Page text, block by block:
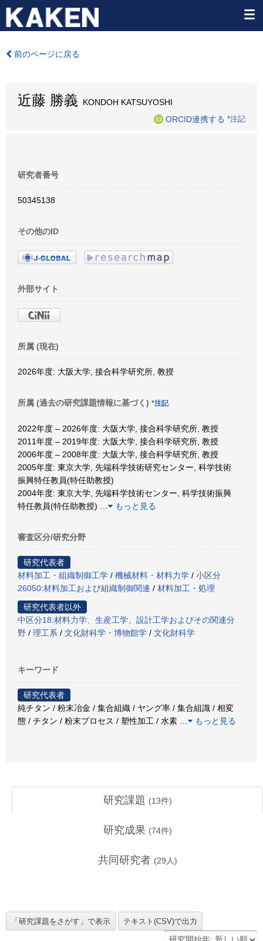
前のページに戻る
近藤 勝義 KONDOH KATSUYOSHI
ORCID連携する *注記
研究者番号
50345138
その他のID
外部サイト
所属 (現在)
2026年度: 大阪大学, 接合科学研究所, 教授
所属 (過去の研究課題情報に基づく) *注記
2022年度 – 2026年度: 大阪大学, 接合科学研究所, 教授
2011年度 – 2019年度: 大阪大学, 接合科学研究所, 教授
2006年度 – 2008年度: 大阪大学, 接合科学研究所, 教授
2005年度: 東京大学, 先端科学技術研究センター, 科学技術
振興特任教員(特任助教授)
2004年度: 東京大学, 先端科学技術センター, 科学技術振興
特任教員(特任助教授)
もっと見る
審査区分/研究分野
研究代表者
材料加工・組織制御工学 / 機械材料・材料力学 / 小区分
26050:材料加工および組織制御関連 / 材料加工・処理
研究代表者以外
中区分18:材料力学、生産工学、設計工学およびその関連分
野 / 理工系 / 文化財科学・博物館学 / 文化財科学
キーワード
研究代表者
純チタン / 粉末冶金 / 集合組織 / ヤング率 / 集合組識 / 相変
態 / チタン / 粉末プロセス / 塑性加工 / 水素
もっと見る
研究課題 (13件)
研究成果 (74件)
共同研究者 (29 人)